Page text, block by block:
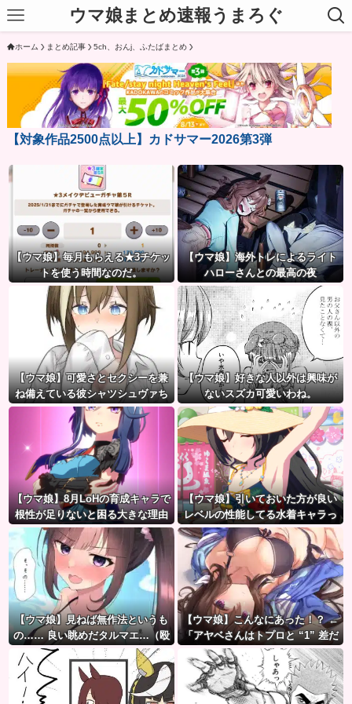
ウマ娘まとめ速報うまろぐ
ホーム まとめ記事 5ch、おんj、ふたばまとめ
【対象作品2500点以上】カドサマー2026第3弾
【ウマ娘】毎月もらえる★3チケッ
トを使う時間なのだ。
【ウマ娘】海外トレによるライト
ハローさんとの最高の夜
【ウマ娘】可愛さとセクシーを兼
ね備えている彼シャツシュヴァち
【ウマ娘】好きな人以外は興味が
ないスズカ可愛いわね。
【ウマ娘】8月LoHの育成キャラで
根性が足りないと困る大きな理由
がこちら。←「不調を考慮すると1
021必要」
【ウマ娘】引いておいた方が良い
レベルの性能してる水着キャラっ
て誰かいたっけ？←「いっぱいい
るぞ」
【ウマ娘】見ねば無作法というも
の…… 良い眺めだタルマエ…（殴
【ウマ娘】こんなにあった！？ ←
「アヤベさんはトプロと “1” 差だ
ぞ」